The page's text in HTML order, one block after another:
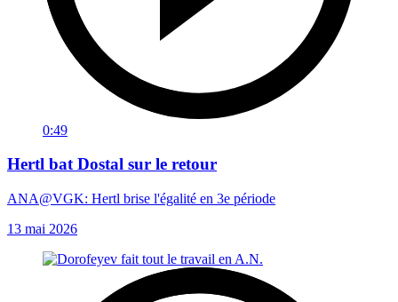
0:49
Hertl bat Dostal sur le retour
ANA@VGK: Hertl brise l'égalité en 3e période
13 mai 2026